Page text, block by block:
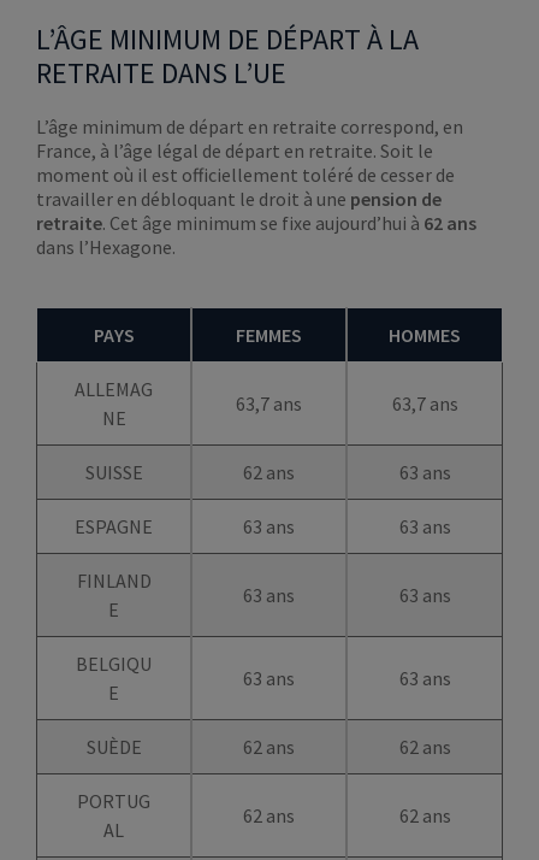
L’ÂGE MINIMUM DE DÉPART À LA
RETRAITE DANS L’UE
L’âge minimum de départ en retraite correspond, en
France, à l’âge légal de départ en retraite. Soit le
moment où il est officiellement toléré de cesser de
travailler en débloquant le droit à une pension de
retraite. Cet âge minimum se fixe aujourd’hui à 62 ans
dans l’Hexagone.
PAYS FEMMES HOMMES
ALLEMAG
NE
63,7 ans 63,7 ans
SUISSE 62 ans 63 ans
ESPAGNE 63 ans 63 ans
FINLAND
E
63 ans 63 ans
BELGIQU
E
63 ans 63 ans
SUÈDE 62 ans 62 ans
PORTUG
AL
62 ans 62 ans